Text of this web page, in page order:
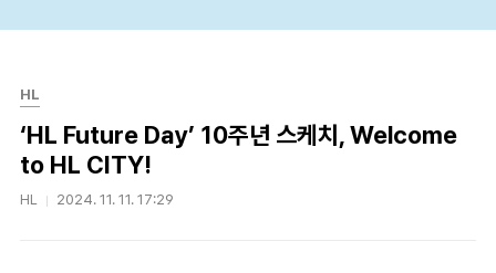
HL
‘HL Future Day’ 10주년 스케치, Welcome
to HL CITY!
HL 2024. 11. 11. 17:29